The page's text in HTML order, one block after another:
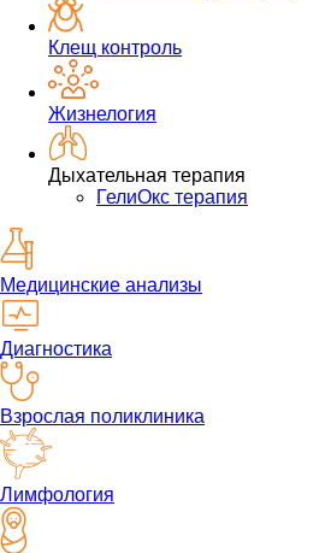
Клещ контроль
Жизнелогия
Дыхательная терапия
ГелиОкс терапия
Медицинские анализы
Диагностика
Взрослая поликлиника
Лимфология